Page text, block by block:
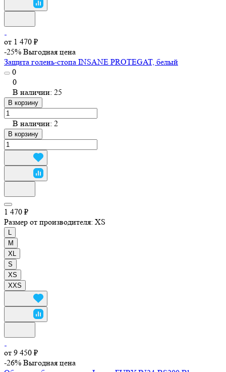
от 1 470 ₽
-25% Выгодная цена
Защита голень-стопа INSANE PROTEGAT, белый
0
0
В наличии: 25
В корзину
В наличии: 2
В корзину
1 470 ₽
Размер от производителя: XS
L
M
XL
S
XS
XXS
от 9 450 ₽
-26% Выгодная цена